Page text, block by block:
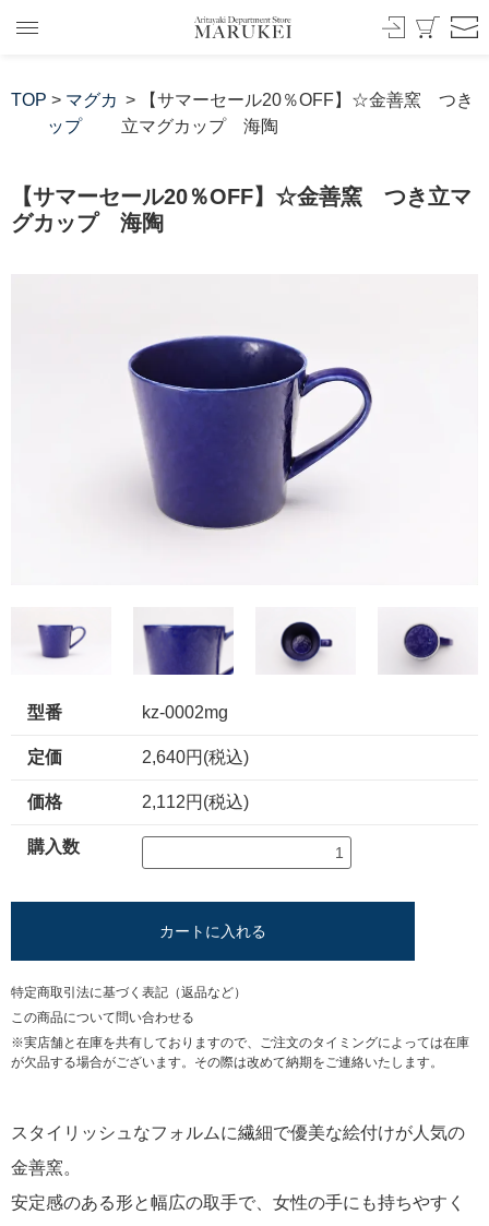
TOP > マグカ
ップ
> 【サマーセール20％OFF】☆金善窯 つき
立マグカップ 海陶
【サマーセール20％OFF】☆金善窯 つき立マ
グカップ 海陶
型番 kz-0002mg
定価 2,640円(税込)
価格 2,112円(税込)
購入数
カートに入れる
特定商取引法に基づく表記（返品など）
この商品について問い合わせる
※実店舗と在庫を共有しておりますので、ご注文のタイミングによっては在庫
が欠品する場合がございます。その際は改めて納期をご連絡いたします。
スタイリッシュなフォルムに繊細で優美な絵付けが人気の
金善窯。
安定感のある形と幅広の取手で、女性の手にも持ちやすく